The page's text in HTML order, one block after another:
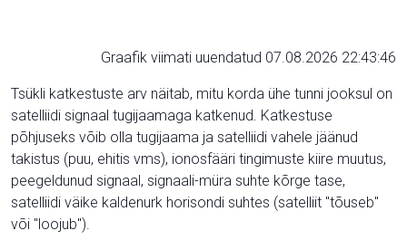
Graafik viimati uuendatud 07.08.2026 22:43:46
Tsükli katkestuste arv näitab, mitu korda ühe tunni jooksul on
satelliidi signaal tugijaamaga katkenud. Katkestuse
põhjuseks võib olla tugijaama ja satelliidi vahele jäänud
takistus (puu, ehitis vms), ionosfääri tingimuste kiire muutus,
peegeldunud signaal, signaali-müra suhte kõrge tase,
satelliidi väike kaldenurk horisondi suhtes (satelliit "tõuseb"
või "loojub").